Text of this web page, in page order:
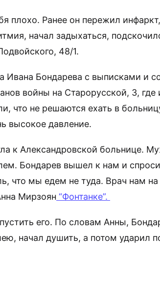
плохо. Ранее он пережил
начал задыхаться,
48/1.
Ивана Бондарева с выписками и
войны на Старорусской, 3,
что не решаются ехать в
высокое давление.
к Александровской больнице.
Бондарев вышел к нам и
что мы едем не туда. Врач нам на
Мирзоян “Фонтанке”.
его. По словам Анны,
начал душить, а потом ударил